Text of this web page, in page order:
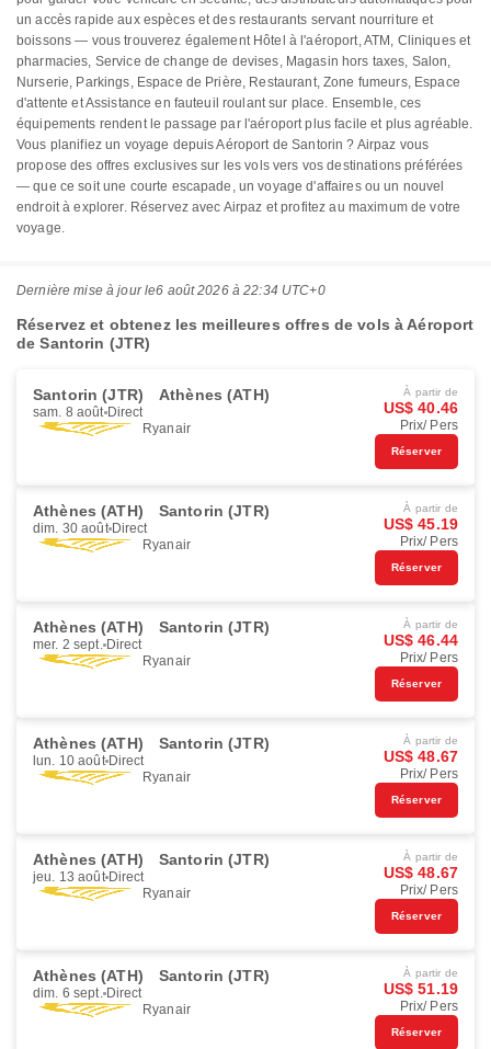
un accès rapide aux espèces et des restaurants servant nourriture et
boissons — vous trouverez également Hôtel à l'aéroport, ATM, Cliniques et
pharmacies, Service de change de devises, Magasin hors taxes, Salon,
Nurserie, Parkings, Espace de Prière, Restaurant, Zone fumeurs, Espace
d'attente et Assistance en fauteuil roulant sur place. Ensemble, ces
équipements rendent le passage par l'aéroport plus facile et plus agréable.
Vous planifiez un voyage depuis Aéroport de Santorin ? Airpaz vous
propose des offres exclusives sur les vols vers vos destinations préférées
— que ce soit une courte escapade, un voyage d'affaires ou un nouvel
endroit à explorer. Réservez avec Airpaz et profitez au maximum de votre
voyage.
Dernière mise à jour le6 août 2026 à 22:34 UTC+0
Réservez et obtenez les meilleures offres de vols à Aéroport
de Santorin (JTR)
Santorin (JTR) Athènes (ATH)
sam. 8 août Direct
Ryanair
À partir de
US$ 40.46
Prix/ Pers
Réserver
Athènes (ATH) Santorin (JTR)
dim. 30 août Direct
Ryanair
À partir de
US$ 45.19
Prix/ Pers
Réserver
Athènes (ATH) Santorin (JTR)
mer. 2 sept. Direct
Ryanair
À partir de
US$ 46.44
Prix/ Pers
Réserver
Athènes (ATH) Santorin (JTR)
lun. 10 août Direct
Ryanair
À partir de
US$ 48.67
Prix/ Pers
Réserver
Athènes (ATH) Santorin (JTR)
jeu. 13 août Direct
Ryanair
À partir de
US$ 48.67
Prix/ Pers
Réserver
Athènes (ATH) Santorin (JTR)
dim. 6 sept. Direct
Ryanair
À partir de
US$ 51.19
Prix/ Pers
Réserver